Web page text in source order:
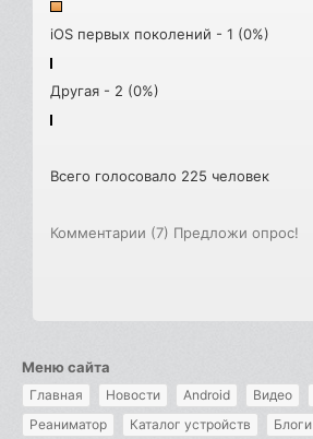
iOS первых поколений - 1 (0%)
Другая - 2 (0%)
Всего голосовало 225 человек
Комментарии (7) Предложи опрос!
Меню сайта
Главная Новости Android Видео
Реаниматор
Каталог устройств Блоги